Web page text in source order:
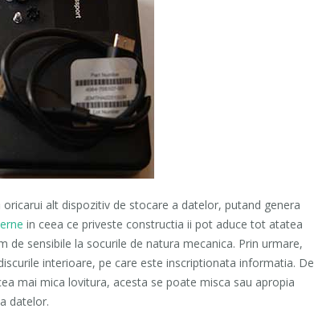
alt dispozitiv de stocare a datelor, putand genera
in ceea ce priveste constructia ii pot aduce tot atatea
sensibile la socurile de natura mecanica. Prin urmare,
interioare, pe care este inscriptionata informatia. De
mai mica lovitura, acesta se poate misca sau apropia
datelor.